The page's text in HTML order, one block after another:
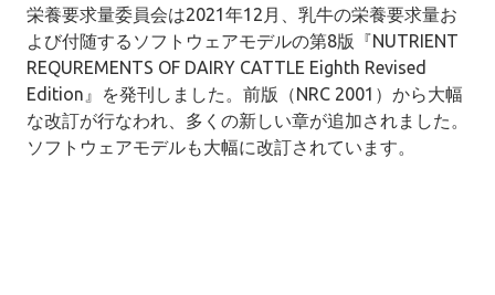
栄養要求量委員会は2021年12月、乳牛の栄養要求量お
よび付随するソフトウェアモデルの第8版『NUTRIENT
REQUREMENTS OF DAIRY CATTLE Eighth Revised
Edition』を発刊しました。 前版（NRC 2001）から大幅
な改訂が行なわれ、多くの新しい章が追加されました。
ソフトウェアモデルも大幅に改訂されています。